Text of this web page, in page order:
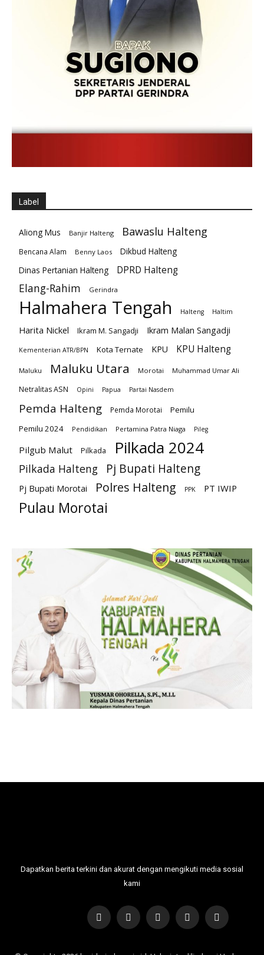
Label
Aliong Mus Banjir Halteng Bawaslu Halteng
Bencana Alam Benny Laos
Dikbud Halteng
Dinas Pertanian Halteng
DPRD Halteng
Elang-Rahim Gerindra
Halmahera Tengah Halteng Haltim
Harita Nickel Ikram M. Sangadji Ikram Malan Sangadji
Kementerian ATR/BPN Kota Ternate KPU KPU Halteng
Maluku Maluku Utara Morotai Muhammad Umar Ali
Netralitas ASN Opini Papua Partai Nasdem
Pemda Halteng Pemda Morotai
Pemilu
Pemilu 2024
Pendidikan Pertamina Patra Niaga Pileg
Pilgub Malut Pilkada Pilkada 2024
Pilkada Halteng Pj Bupati Halteng
Pj Bupati Morotai Polres Halteng PPK PT IWIP
Pulau Morotai
Dapatkan berita terkini dan akurat dengan mengikuti media sosial
kami